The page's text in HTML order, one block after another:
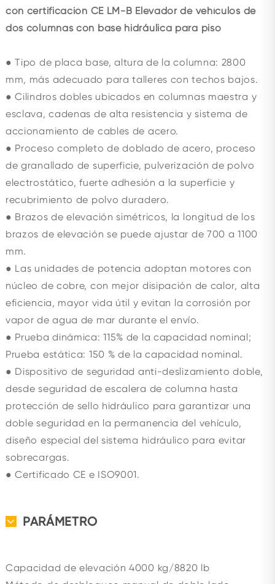
con certificación CE LM-B Elevador de vehículos de
dos columnas con base hidráulica para piso
● Tipo de placa base, altura de la columna: 2800
mm, más adecuado para talleres con techos bajos.
● Cilindros dobles ubicados en columnas maestra y
esclava, cadenas de alta resistencia y sistema de
accionamiento de cables de acero.
● Proceso completo de doblado de acero, proceso
de granallado de superficie, pulverización de polvo
electrostático, fuerte adhesión a la superficie y
recubrimiento de polvo duradero.
● Brazos de elevación simétricos, la longitud de los
brazos de elevación se puede ajustar de 700 a 1100
mm.
● Las unidades de potencia adoptan motores con
núcleo de cobre, con mejor disipación de calor, alta
eficiencia, mayor vida útil y evitan la corrosión por
vapor de agua de mar durante el envío.
● Prueba dinámica: 115% de la capacidad nominal;
Prueba estática: 150 % de la capacidad nominal.
● Dispositivo de seguridad anti-deslizamiento doble,
desde seguridad de escalera de columna hasta
protección de sello hidráulico para garantizar una
doble seguridad en la permanencia del vehículo,
diseño especial del sistema hidráulico para evitar
sobrecargas.
● Certificado CE e ISO9001.
PARÁMETRO
Capacidad de elevación 4000 kg/8820 lb